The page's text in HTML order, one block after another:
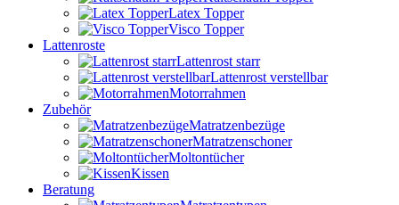
Latex Topper
Visco Topper
Lattenroste
Lattenrost starr
Lattenrost verstellbar
Motorrahmen
Zubehör
Matratzenbezüge
Matratzenschoner
Moltontücher
Kissen
Beratung